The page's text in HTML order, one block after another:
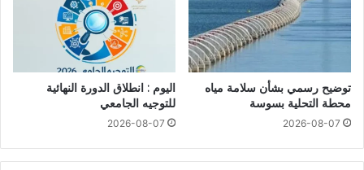
توضيح رسمي بشأن سلامة مياه
محطة التحلية بسوسة
2026-08-07
اليوم : انطلاق الدورة النهائية
للتوجيه الجامعي
2026-08-07